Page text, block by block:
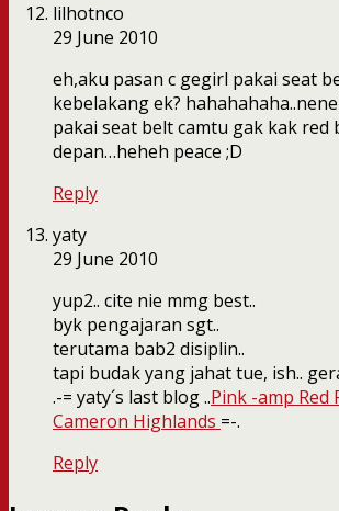
lilhotnco
29 June 2010
eh,aku pasan c gegirl pakai seat
kebelakang ek?
pakai seat belt camtu gak kak red
depan…heheh peace ;D
Reply
yaty
29 June 2010
yup2.. cite nie mmg best..
byk pengajaran sgt..
terutama bab2 disiplin..
tapi budak yang jahat tue, ish..
.-= yaty´s last blog ..Pink -amp Red
Cameron Highlands =-.
Reply